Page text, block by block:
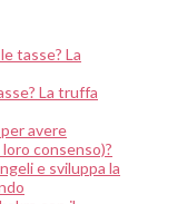
tasse? La
La truffa
avere
consenso)?
e sviluppa la